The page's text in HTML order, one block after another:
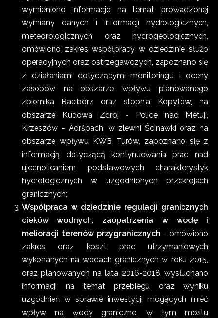
wymieniono informacje na temat prowadzonej
wymiany danych i informacji hydrologicznych,
meteorologicznych oraz hydrogeologicznych,
omówiono zakres współpracy w dziedzinie służb
operacyjnych oraz ostrzegawczych, zapoznano się
z działaniami dotyczącymi monitoringu i oceny
zasobów na obszarze wpływu planowanego
zbiornika Racibórz oraz stopnia Kopytów, na
obszarze Kudowa Zdrój - Police nad Metují,
Krzeszów - Adršpach, w zlewni Ścinawki oraz na
obszarze wpływu KWB Turów, zapoznano się z
informacją dotyczącą kontynuowania prac nad
ujednolicaniem podstawowych charakterystyk
hydrologicznych w uzgodnionych przekrojach
granicznych;
Współpraca w dziedzinie regulacji granicznych
cieków wodnych, zaopatrzenia w wodę i
melioracji terenów przygranicznych - omówiono
zakres oraz koszt prac utrzymaniowych
wykonanych na wodach granicznych w roku 2015,
oraz planowanych na lata 2016-2018, wysłuchano
informacji na temat przebiegu oraz wyniku
uzgodnień w sprawie inwestycji mogących mieć
wpływ na wody graniczne, w tym mostu